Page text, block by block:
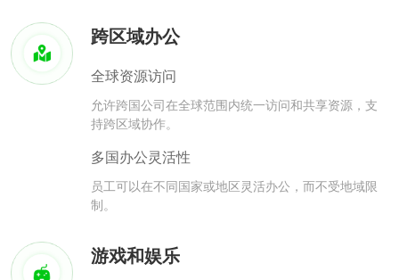
跨区域办公
全球资源访问
允许跨国公司在全球范围内统一访问和共享资源，支
持跨区域协作。
多国办公灵活性
员工可以在不同国家或地区灵活办公，而不受地域限
制。
游戏和娱乐